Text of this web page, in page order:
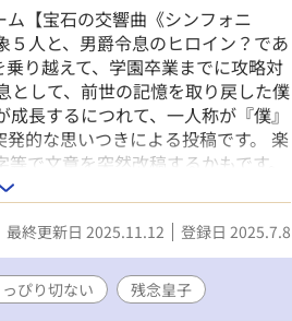
【宝石の交響曲《シンフォニ
人と、男爵令息のヒロイン？であ
り越えて、学園卒業までに攻略対
として、前世の記憶を取り戻した僕
長するにつれて、一人称が『僕』
的な思いつきによる投稿です。 楽
で文章を突然改稿するかもです。
。 2025.7.31 本編完結しました。
正しました。 2025.11.7 番外編追
した。 第13回ＢＬ大賞で奨励賞を
さった方、本当に、本当にありが
様に投稿しました。細かい箇所は
が変わっています。
最終更新日 2025.11.12 登録日 2025.7.8
ぴり切ない 残念皇子